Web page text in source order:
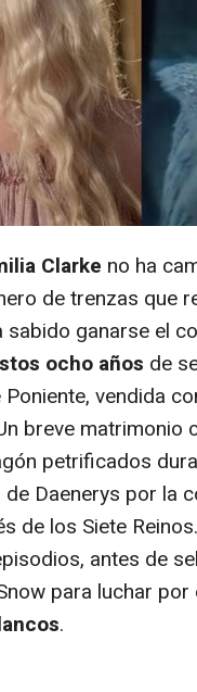
Clarke no ha
de trenzas que
sabido ganarse el
ocho años de
vendida
breve matrimonio
petrificados
Daenerys por la
de los Siete
antes de
para luchar
.